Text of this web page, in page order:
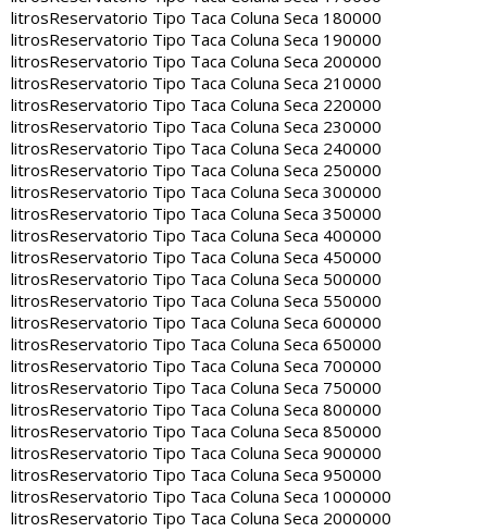
litrosReservatorio Tipo Taca Coluna Seca 180000
litrosReservatorio Tipo Taca Coluna Seca 190000
litrosReservatorio Tipo Taca Coluna Seca 200000
litrosReservatorio Tipo Taca Coluna Seca 210000
litrosReservatorio Tipo Taca Coluna Seca 220000
litrosReservatorio Tipo Taca Coluna Seca 230000
litrosReservatorio Tipo Taca Coluna Seca 240000
litrosReservatorio Tipo Taca Coluna Seca 250000
litrosReservatorio Tipo Taca Coluna Seca 300000
litrosReservatorio Tipo Taca Coluna Seca 350000
litrosReservatorio Tipo Taca Coluna Seca 400000
litrosReservatorio Tipo Taca Coluna Seca 450000
litrosReservatorio Tipo Taca Coluna Seca 500000
litrosReservatorio Tipo Taca Coluna Seca 550000
litrosReservatorio Tipo Taca Coluna Seca 600000
litrosReservatorio Tipo Taca Coluna Seca 650000
litrosReservatorio Tipo Taca Coluna Seca 700000
litrosReservatorio Tipo Taca Coluna Seca 750000
litrosReservatorio Tipo Taca Coluna Seca 800000
litrosReservatorio Tipo Taca Coluna Seca 850000
litrosReservatorio Tipo Taca Coluna Seca 900000
litrosReservatorio Tipo Taca Coluna Seca 950000
litrosReservatorio Tipo Taca Coluna Seca 1000000
litrosReservatorio Tipo Taca Coluna Seca 2000000